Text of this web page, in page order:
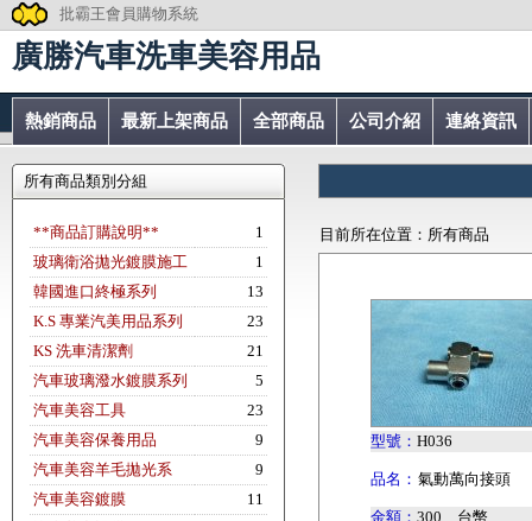
批霸王會員購物系統
廣勝汽車洗車美容用品
熱銷商品 最新上架商品 全部商品 公司介紹 連絡資訊
所有商品類別分組
**商品訂購說明**
1
玻璃衛浴拋光鍍膜施工
1
韓國進口終極系列
13
K.S 專業汽美用品系列
23
KS 洗車清潔劑
21
汽車玻璃潑水鍍膜系列
5
汽車美容工具
23
汽車美容保養用品
9
汽車美容羊毛拋光系
9
汽車美容鍍膜
11
目前所在位置：所有商品
型號： H036
品名： 氣動萬向接頭
金額： 300 台幣